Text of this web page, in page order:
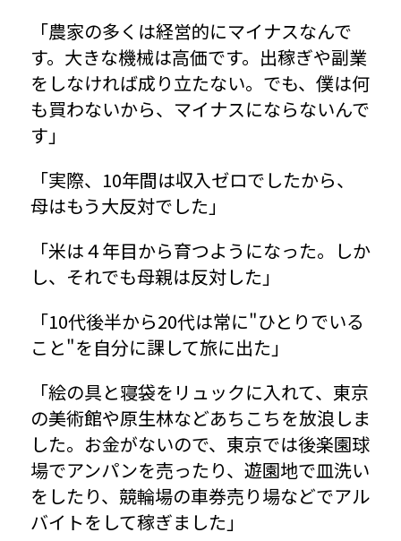
「農家の多くは経営的にマイナスなんで
す。大きな機械は高価です。出稼ぎや副業
をしなければ成り立たない。でも、僕は何
も買わないから、マイナスにならないんで
す」
「実際、10年間は収入ゼロでしたから、
母はもう大反対でした」
「米は４年目から育つようになった。しか
し、それでも母親は反対した」
「10代後半から20代は常に"ひとりでいる
こと"を自分に課して旅に出た」
「絵の具と寝袋をリュックに入れて、東京
の美術館や原生林などあちこちを放浪しま
した。お金がないので、東京では後楽園球
場でアンパンを売ったり、遊園地で皿洗い
をしたり、競輪場の車券売り場などでアル
バイトをして稼ぎました」